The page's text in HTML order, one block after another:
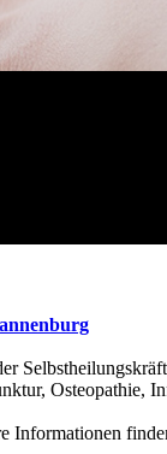
Osteopathie,
Informationen